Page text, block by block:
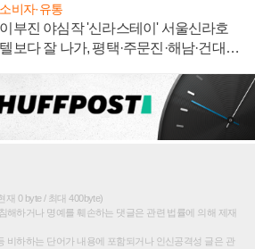
소비자·유통
이부진 야심작 '신라스테이' 서울신라호
텔보다 잘 나가, 평택·주문진·해남·건대로
재 0 byte / 최대 400byte)
해하거나 명예를 훼손하는 댓글은 관련 법률에 의해 제재
비하하는 단어가 내용에 포함되거나 인신공격성 글은 관